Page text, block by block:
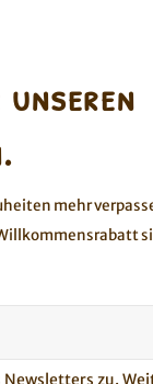
mehr
zu.